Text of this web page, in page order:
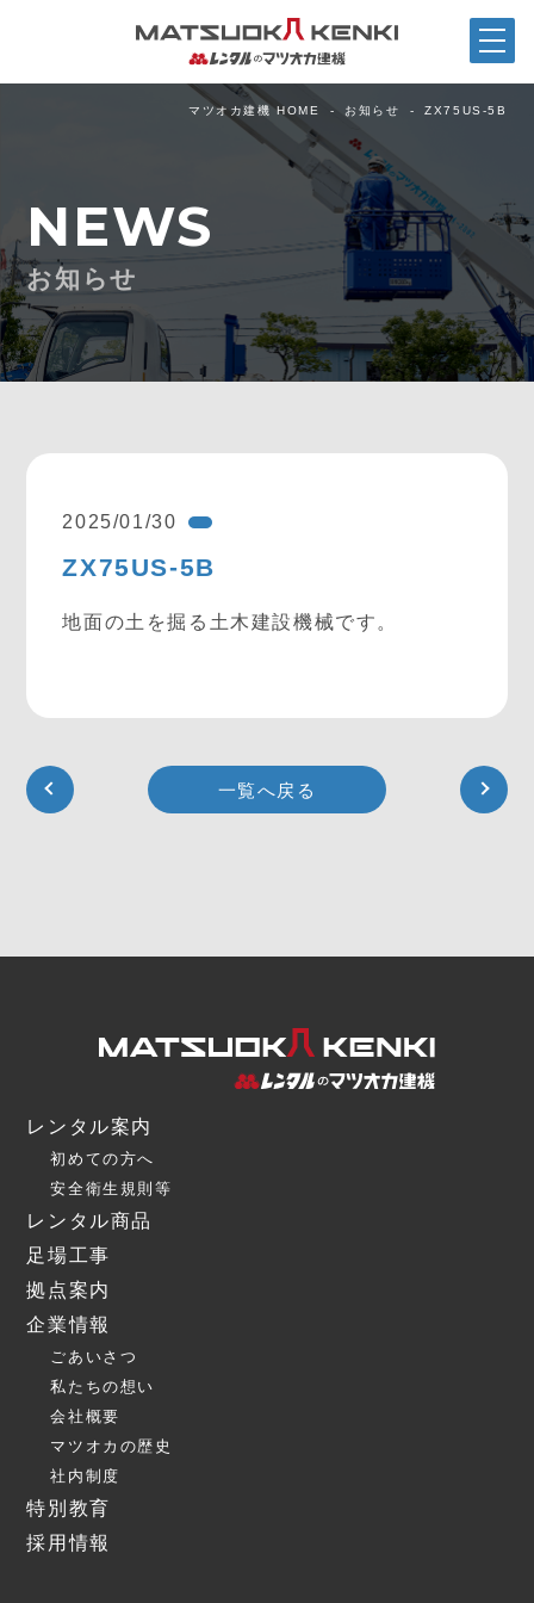
マツオカ建機 HOME お知らせ ZX75US-5B
NEWS
お知らせ
2025/01/30
ZX75US-5B
地面の土を掘る土木建設機械です。
一覧へ戻る
レンタル案内
初めての方へ
安全衛生規則等
レンタル商品
足場工事
拠点案内
企業情報
ごあいさつ
私たちの想い
会社概要
マツオカの歴史
社内制度
特別教育
採用情報